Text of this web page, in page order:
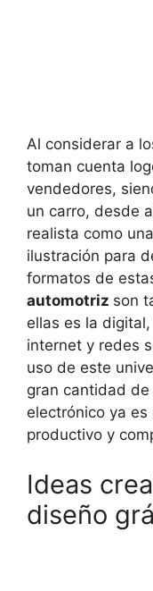
Al considerar a
toman cuenta
vendedores,
un carro, desde
realista como
ilustración para
formatos de
automotriz son
ellas es la
internet y redes
uso de este
gran cantidad
electrónico ya
productivo y
Ideas
diseño